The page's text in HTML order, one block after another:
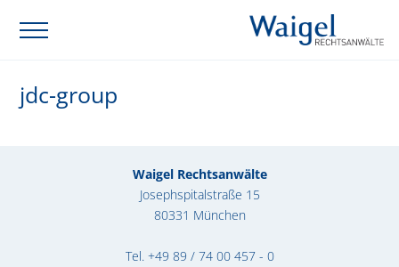
jdc-group
Waigel Rechtsanwälte
Josephspitalstraße 15
80331 München
Tel. +49 89 / 74 00 457 - 0